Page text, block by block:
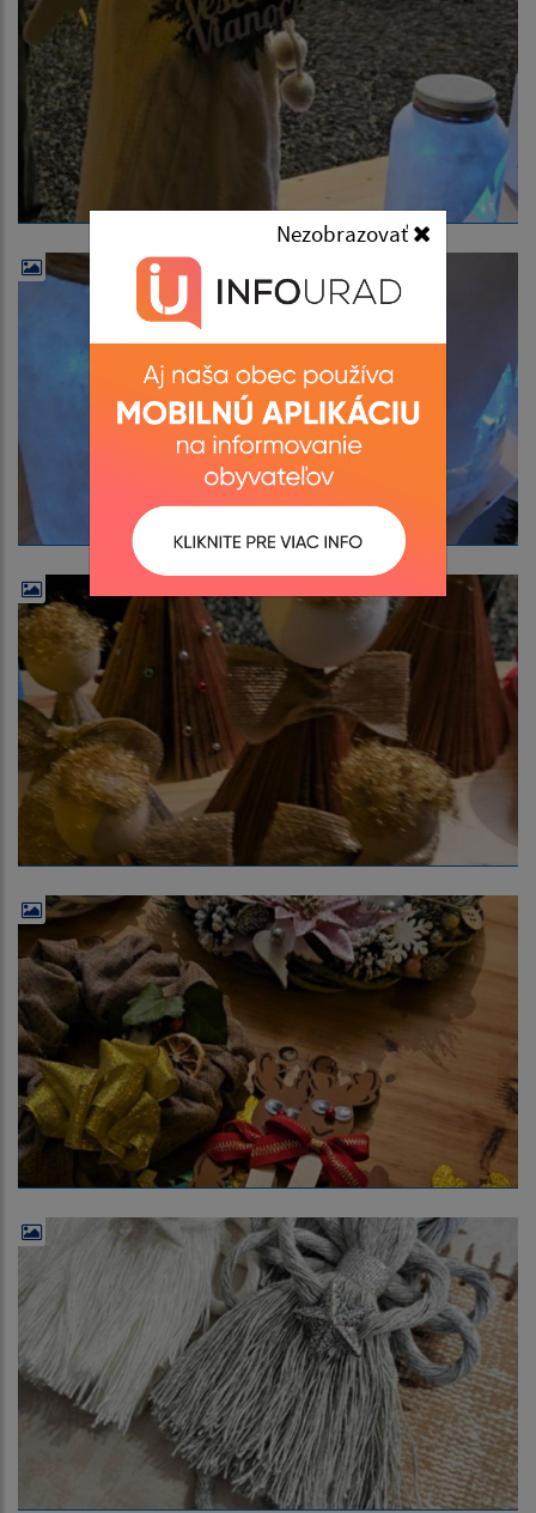
Nezobrazovať